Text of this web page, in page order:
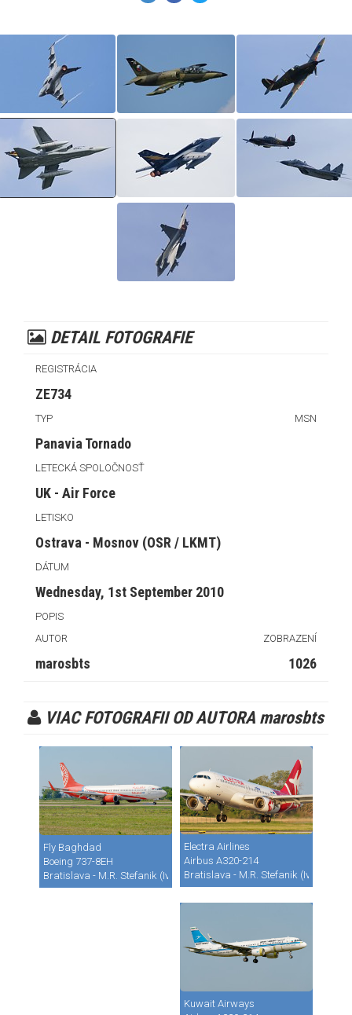
DETAIL FOTOGRAFIE
REGISTRÁCIA
ZE734
TYP MSN
Panavia Tornado
LETECKÁ SPOLOČNOSŤ
UK - Air Force
LETISKO
Ostrava - Mosnov (OSR / LKMT)
DÁTUM
Wednesday, 1st September 2010
POPIS
AUTOR
ZOBRAZENÍ
marosbts 1026
VIAC FOTOGRAFII OD AUTORA marosbts
Fly Baghdad
Boeing 737-8EH
Bratislava - M.R. Stefanik (Ivanka) (BTS / LZIB)
Electra Airlines
Airbus A320-214
Bratislava - M.R. Stefanik (Ivanka)
Kuwait Airways